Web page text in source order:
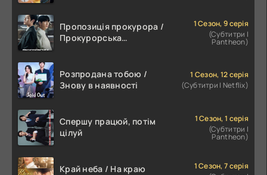
Пропозиція прокурора /
Прокурорська
1 Сезон, 9 серія
(Субтитри |
Pantheon)
Розпродана тобою /
Знову в наявності
1 Сезон, 12 серія
(Субтитри | Netflix)
Спершу працюй, потім
цілуй
1 Сезон, 1 серія
(Субтитри |
Pantheon)
Край неба / На краю
1 Сезон, 7 серія